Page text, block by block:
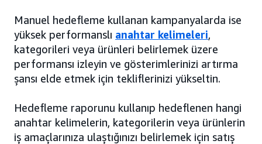
Manuel hedefleme kullanan kampanyalarda ise
yüksek performanslı anahtar kelimeleri,
kategorileri veya ürünleri belirlemek üzere
performansı izleyin ve gösterimlerinizi artırma
şansı elde etmek için tekliflerinizi yükseltin.
Hedefleme raporunu kullanıp hedeflenen hangi
anahtar kelimelerin, kategorilerin veya ürünlerin
iş amaçlarınıza ulaştığınızı belirlemek için satış